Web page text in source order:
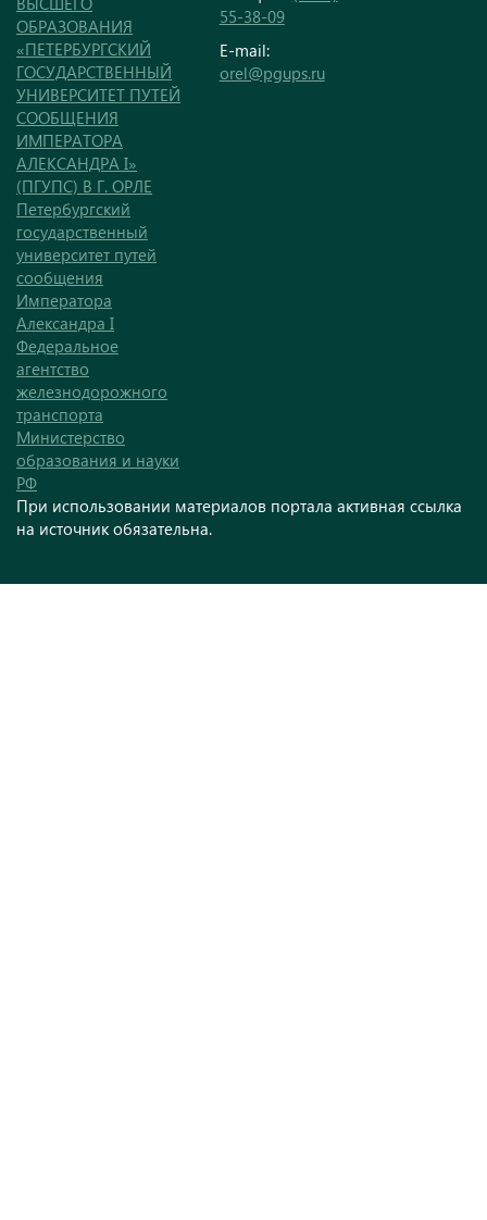
ОБРАЗОВАНИЯ
«ПЕТЕРБУРГСКИЙ
ГОСУДАРСТВЕННЫЙ
УНИВЕРСИТЕТ ПУТЕЙ
СООБЩЕНИЯ
ИМПЕРАТОРА
АЛЕКСАНДРА I»
(ПГУПС) В Г. ОРЛЕ
Петербургский
государственный
университет путей
сообщения
Императора
Александра I
Федеральное
агентство
железнодорожного
транспорта
Министерство
образования и науки
РФ
55-38-09
E-mail:
orel@pgups.ru
При использовании материалов портала активная ссылка
на источник обязательна.